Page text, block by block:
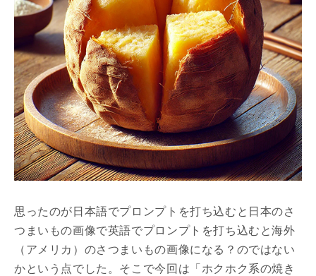
思ったのが日本語でプロンプトを打ち込むと日本のさ
つまいもの画像で英語でプロンプトを打ち込むと海外
（アメリカ）のさつまいもの画像になる？のではない
かという点でした。そこで今回は「ホクホク系の焼き